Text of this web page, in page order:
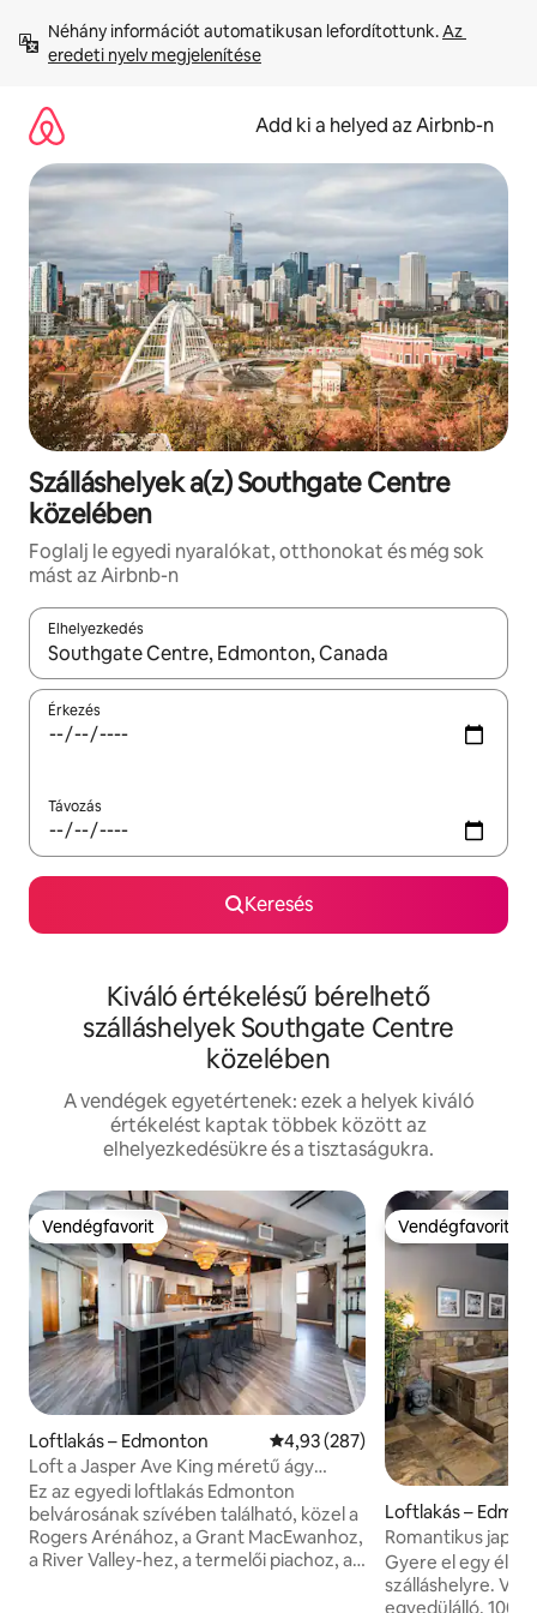
tartalomra
Néhány információt automatikusan lefordítottunk. Az
eredeti nyelv megjelenítése
Add ki a helyed az Airbnb-n
Szálláshelyek a(z) Southgate Centre
közelében
Foglalj le egyedi nyaralókat, otthonokat és még sok
mást az Airbnb-n
Elhelyezkedés
Az eredmények között a felfelé és a lefelé nyíllal
Érkezés
Távozás
Keresés
Kiváló értékelésű bérelhető
szálláshelyek Southgate Centre
közelében
A vendégek egyetértenek: ezek a helyek kiváló
értékelést kaptak többek között az
elhelyezkedésükre és a tisztaságukra.
Vendégfavorit
Vendégfavorit
Loftlakás – Edmonton Átlagos értékelés: 5/4,93, 287
4,93 (287)
Loft a Jasper Ave King méretű ágy
légkondicionáló és földszinti parkoló
Ez az egyedi loftlakás Edmonton
belvárosának szívében található, közel a
Rogers Arénához, a Grant MacEwanhoz,
a River Valley-hez, a termelői piachoz, az
Vendégfavorit
Vendégfavorit
Loftlakás –
Romantikus
Place | Ingyenes
Gyere el egy
szálláshelyre. Vegyél részt egy
egyedülálló,